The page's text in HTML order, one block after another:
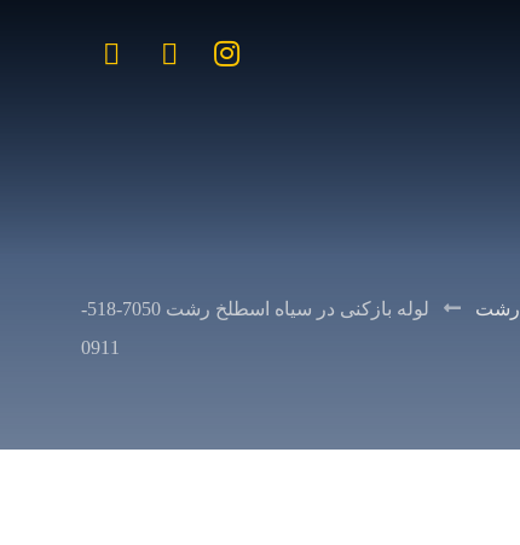
رشت
لوله بازکنی در سیاه اسطلخ رشت 7050-518-
0911